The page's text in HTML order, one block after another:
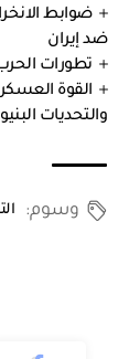
ضوابط
ضد إيران
تطورات الحرب
القوة
والتحديات
وسوم: